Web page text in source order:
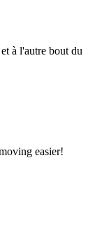
à l'autre bout du
easier!